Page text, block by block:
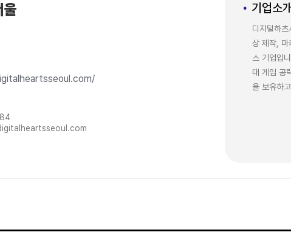
울 기업소개
디지털하
상 제작, 마
스 기업입
대 게임 공
을 보유하